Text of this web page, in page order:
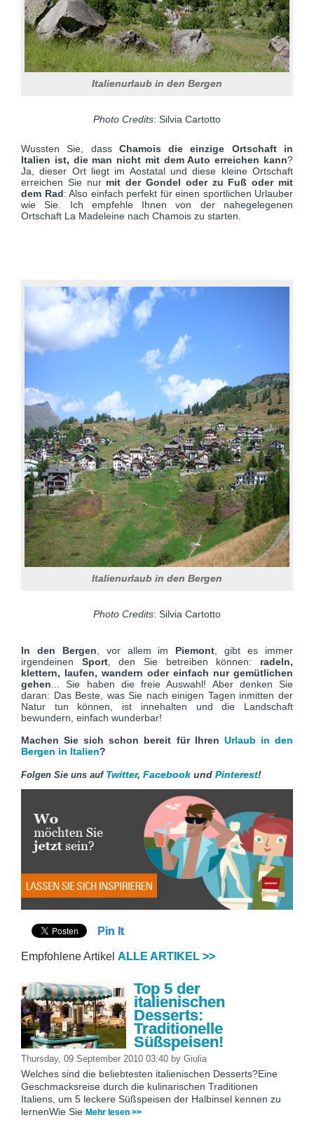
Italienurlaub in den Bergen
Photo Credits: Silvia Cartotto
Wussten Sie, dass Chamois die einzige Ortschaft in
Italien ist, die man nicht mit dem Auto erreichen kann?
Ja, dieser Ort liegt im Aostatal und diese kleine Ortschaft
erreichen Sie nur mit der Gondel oder zu Fuß oder mit
dem Rad: Also einfach perfekt für einen sportlichen Urlauber
wie Sie. Ich empfehle Ihnen von der nahegelegenen
Ortschaft La Madeleine nach Chamois zu starten.
Italienurlaub in den Bergen
Photo Credits: Silvia Cartotto
In den Bergen , vor allem im Piemont , gibt es immer
irgendeinen Sport, den Sie betreiben können: radeln,
klettern, laufen, wandern oder einfach nur gemütlichen
gehen ... Sie haben die freie Auswahl! Aber denken Sie
daran: Das Beste, was Sie nach einigen Tagen inmitten der
Natur tun können, ist innehalten und die Landschaft
bewundern, einfach wunderbar!
Machen Sie sich schon bereit für Ihren Urlaub in den
Bergen in Italien?
Folgen Sie uns auf Twitter, Facebookund Pinterest!
Pin It
Empfohlene Artikel ALLE ARTIKEL >>
Top 5 der
italienischen
Desserts:
Traditionelle
Süßspeisen!
Thursday, 09 September 2010 03:40 by Giulia
Welches sind die beliebtesten italienischen Desserts?Eine
Geschmacksreise durch die kulinarischen Traditionen
Italiens, um 5 leckere Süßspeisen der Halbinsel kennen zu
lernenWie Sie Mehr lesen >>